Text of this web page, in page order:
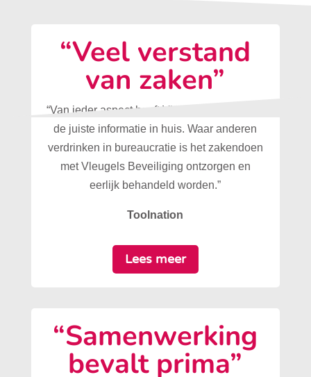
“Veel verstand
van zaken”
“Van ieder aspect heeft Vleugels Beveiliging
de juiste informatie in huis. Waar anderen
verdrinken in bureaucratie is het zakendoen
met Vleugels Beveiliging ontzorgen en
eerlijk behandeld worden.”
Toolnation
Lees meer
“Samenwerking
bevalt prima”